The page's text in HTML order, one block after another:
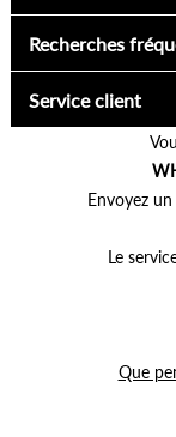
Recherches
Service client
Envoyez
Le
Que